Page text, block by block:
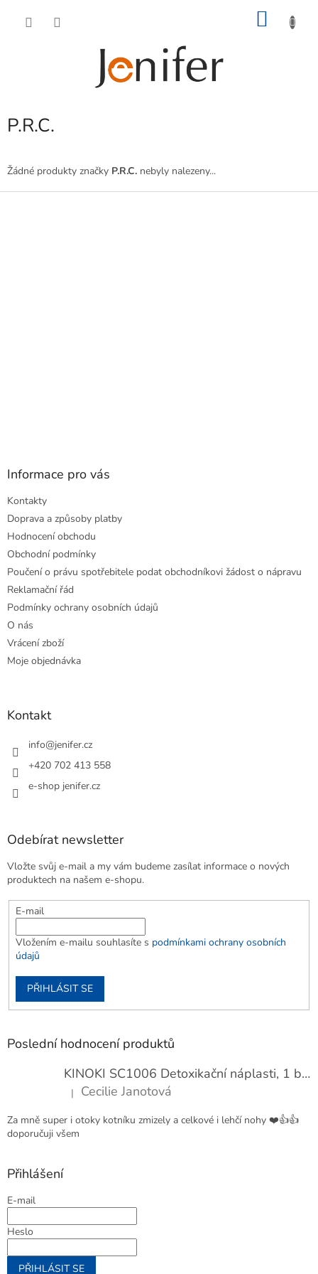
P.R.C.
Žádné produkty značky P.R.C. nebyly nalezeny...
Z
Informace pro vás
Kontakty
Doprava a způsoby platby
Hodnocení obchodu
Obchodní podmínky
Poučení o právu spotřebitele podat obchodníkovi žádost o nápravu
Reklamační řád
Podmínky ochrany osobních údajů
O nás
Vrácení zboží
Moje objednávka
Kontakt
info@jenifer.cz
+420 702 413 558
e-shop jenifer.cz
Odebírat newsletter
Vložte svůj e-mail a my vám budeme zasílat informace o nových
produktech na našem e-shopu.
E-mail
Vložením e-mailu souhlasíte s podmínkami ochrany osobních
údajů
PŘIHLÁSIT SE
Poslední hodnocení produktů
KINOKI SC1006 Detoxikační náplasti, 1 balení - 10 ks
Hodnocení produktu je 4 z 5 hvězdiček.
| Cecilie Janotová
Za mně super i otoky kotníku zmizely a celkové i lehčí nohy ❤️👍👍
doporučuji všem
Přihlášení
E-mail
Heslo
PŘIHLÁSIT SE